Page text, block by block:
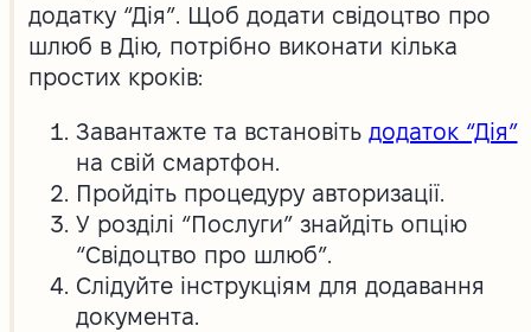
додатку “Дія”. Щоб додати свідоцтво про
шлюб в Дію, потрібно виконати кілька
простих кроків:
Завантажте та встановіть додаток “Дія”
на свій смартфон.
Пройдіть процедуру авторизації.
У розділі “Послуги” знайдіть опцію
“Свідоцтво про шлюб”.
Слідуйте інструкціям для додавання
документа.